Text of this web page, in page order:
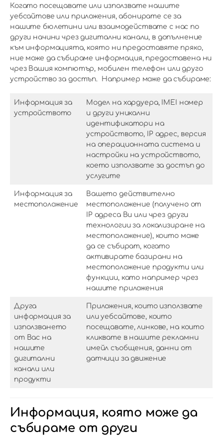
Когато посещавате или използвате нашите
уебсайтове или приложения, абонирате се за
нашите бюлетини или взаимодействате с нас по
други начини чрез дигитални канали, в допълнение
към информацията, която ни предоставяте пряко,
ние може да събираме информация, предоставена ни
чрез Вашия компютър, мобилен телефон или друго
устройство за достъп. Например може да събираме:
Информация за
устройството
Модел на хардуера, IMEI номер
и други уникални
идентификатори на
устройството, IР адрес, версия
на операционната система и
настройки на устройството,
което използвате за достъп до
услугите
Информация за
местоположение
Вашето действително
местоположение (получено от
IР адреса Ви или чрез други
технологии за локализиране на
местоположение), които може
да се събират, когато
активирате базирани на
местоположение продукти или
функции, като например чрез
нашите приложения
Друга
информация за
използването
от Вас на
нашите
дигитални
канали или
продукти
Приложения, които използвате
или уебсайтове, които
посещавате, линкове, на които
кликвате в нашите рекламни
имейл съобщения, данни от
датчици за движение
Информация, която може да
събираме от други